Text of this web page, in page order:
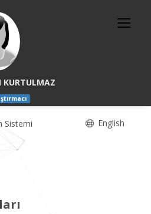
KURTULMAZ
Sistemi English